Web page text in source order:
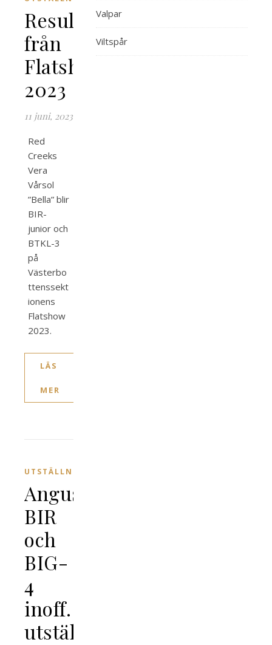
Resultat
från
Flatshowen
2023
11 juni, 2023
Red
Creeks
Vera
Vårsol
”Bella” blir
BIR-
junior och
BTKL-3
på
Västerbo
ttenssekt
ionens
Flatshow
2023.
LÄS
MER
UTSTÄLLNING
Angus
BIR
och
BIG-
4
inoff.
utställning
Valpar
Viltspår